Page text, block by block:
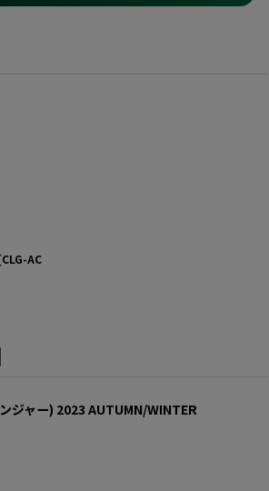
CLG-AC
ジャー) 2023 AUTUMN/WINTER